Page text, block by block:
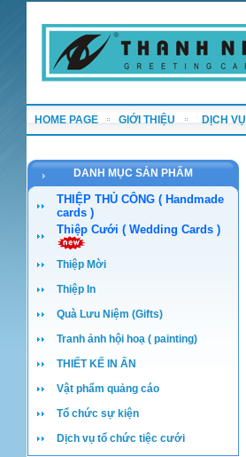
HOME PAGE GIỚI THIỆU DỊCH VỤ
DANH MỤC SẢN PHẨM
THIỆP THỦ CÔNG ( Handmade
cards )
Thiệp Cưới ( Wedding Cards )
Thiệp Mời
Thiệp In
Quà Lưu Niệm (Gifts)
Tranh ảnh hội hoạ ( painting)
THIẾT KẾ IN ẤN
Vật phẩm quảng cáo
Tổ chức sự kiện
Dịch vụ tổ chức tiệc cưới